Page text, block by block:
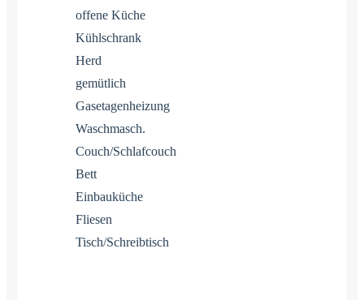
offene Küche
Kühlschrank
Herd
gemütlich
Gasetagenheizung
Waschmasch.
Couch/Schlafcouch
Bett
Einbauküche
Fliesen
Tisch/Schreibtisch